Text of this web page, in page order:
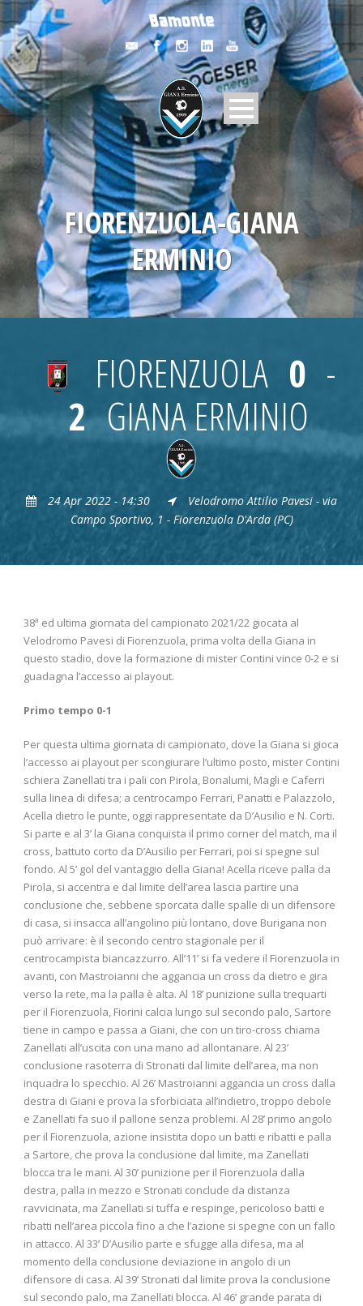
FIORENZUOLA-GIANA
ERMINIO
FIORENZUOLA 0 -
2 GIANA ERMINIO
24 Apr 2022 - 14:30
Velodromo Attilio Pavesi - via
Campo Sportivo, 1 - Fiorenzuola D'Arda (PC)
38ª ed ultima giornata del campionato 2021/22 giocata al
Velodromo Pavesi di Fiorenzuola, prima volta della Giana in
questo stadio, dove la formazione di mister Contini vince 0-2 e si
guadagna l’accesso ai playout.
Primo tempo 0-1
Per questa ultima giornata di campionato, dove la Giana si gioca
l’accesso ai playout per scongiurare l’ultimo posto, mister Contini
schiera Zanellati tra i pali con Pirola, Bonalumi, Magli e Caferri
sulla linea di difesa; a centrocampo Ferrari, Panatti e Palazzolo,
Acella dietro le punte, oggi rappresentate da D’Ausilio e N. Corti.
Si parte e al 3’ la Giana conquista il primo corner del match, ma il
cross, battuto corto da D’Ausilio per Ferrari, poi si spegne sul
fondo. Al 5’ gol del vantaggio della Giana! Acella riceve palla da
Pirola, si accentra e dal limite dell’area lascia partire una
conclusione che, sebbene sporcata dalle spalle di un difensore
di casa, si insacca all’angolino più lontano, dove Burigana non
può arrivare: è il secondo centro stagionale per il
centrocampista biancazzurro. All’11’ si fa vedere il Fiorenzuola in
avanti, con Mastroianni che aggancia un cross da dietro e gira
verso la rete, ma la palla è alta. Al 18’ punizione sulla trequarti
per il Fiorenzuola, Fiorini calcia lungo sul secondo palo, Sartore
tiene in campo e passa a Giani, che con un tiro-cross chiama
Zanellati all’uscita con una mano ad allontanare. Al 23’
conclusione rasoterra di Stronati dal limite dell’area, ma non
inquadra lo specchio. Al 26’ Mastroianni aggancia un cross dalla
destra di Giani e prova la sforbiciata all’indietro, troppo debole
e Zanellati fa suo il pallone senza problemi. Al 28’ primo angolo
per il Fiorenzuola, azione insistita dopo un batti e ribatti e palla
a Sartore, che prova la conclusione dal limite, ma Zanellati
blocca tra le mani. Al 30’ punizione per il Fiorenzuola dalla
destra, palla in mezzo e Stronati conclude da distanza
ravvicinata, ma Zanellati si tuffa e respinge, pericoloso batti e
ribatti nell’area piccola fino a che l’azione si spegne con un fallo
in attacco. Al 33’ D’Ausilio parte e sfugge alla difesa, ma al
momento della conclusione deviazione in angolo di un
difensore di casa. Al 39’ Stronati dal limite prova la conclusione
sul secondo palo, ma Zanellati blocca. Al 46’ grande parata di